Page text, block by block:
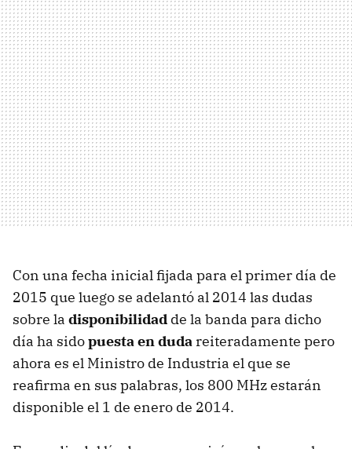
Con una fecha inicial fijada para el primer día de
2015 que luego se adelantó al 2014 las dudas
sobre la disponibilidad de la banda para dicho
día ha sidopuesta en duda reiteradamente pero
ahora es el Ministro de Industria el que se
reafirma en sus palabras, los 800 MHz estarán
disponible el 1 de enero de 2014.